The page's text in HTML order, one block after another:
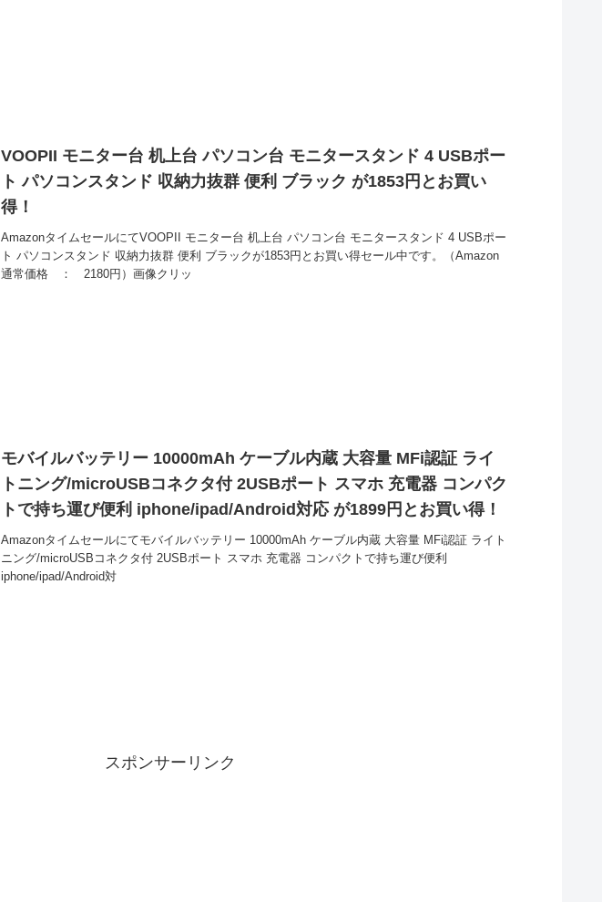
VOOPII モニター台 机上台 パソコン台 モニタースタンド 4 USBポー
ト パソコンスタンド 収納力抜群 便利 ブラック が1853円とお買い
得！
AmazonタイムセールにてVOOPII モニター台 机上台 パソコン台 モニタースタンド 4 USBポー
ト パソコンスタンド 収納力抜群 便利 ブラックが1853円とお買い得セール中です。（Amazon
通常価格 ： 2180円）画像クリッ
モバイルバッテリー 10000mAh ケーブル内蔵 大容量 MFi認証 ライ
トニング/microUSBコネクタ付 2USBポート スマホ 充電器 コンパク
トで持ち運び便利 iphone/ipad/Android対応 が1899円とお買い得！
Amazonタイムセールにてモバイルバッテリー 10000mAh ケーブル内蔵 大容量 MFi認証 ライト
ニング/microUSBコネクタ付 2USBポート スマホ 充電器 コンパクトで持ち運び便利
iphone/ipad/Android対
スポンサーリンク